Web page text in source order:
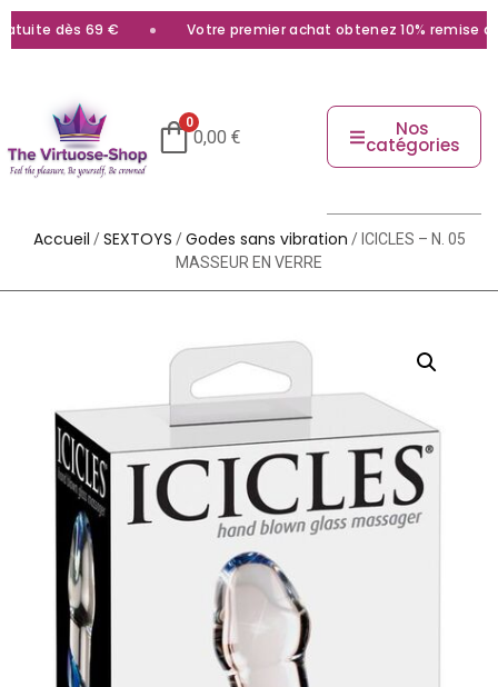
dès 69 € Votre premier achat obtenez 10% remise
0
0,00 € Nos
catégories
Accueil /SEXTOYS /Godes sans vibration / ICICLES – N. 05
MASSEUR EN VERRE